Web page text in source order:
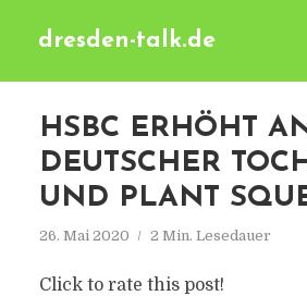
dresden-talk.de
HSBC ERHÖHT
DEUTSCHER
UND PLANT
26. Mai 2020 2 Min. Lesedauer
Click to rate this post!